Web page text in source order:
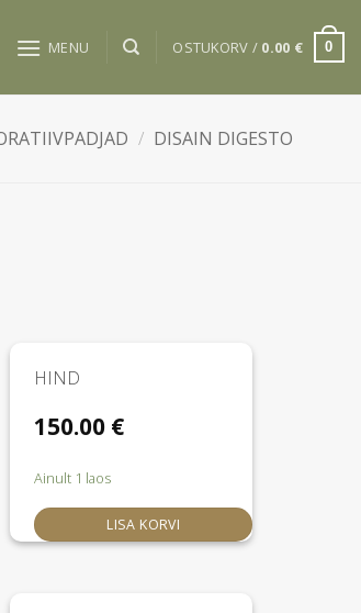
MENU OSTUKORV / 0.00 € 0
/ DISAIN DIGESTO
HIND
150.00 €
Ainult 1 laos
LISA KORVI